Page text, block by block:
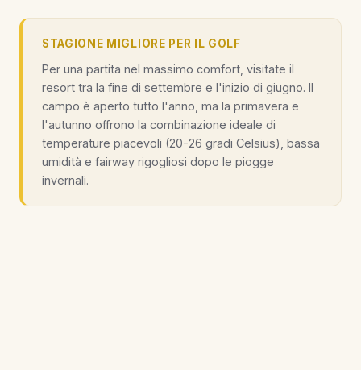
STAGIONE MIGLIORE PER IL GOLF
Per una partita nel massimo comfort, visitate il
resort tra la fine di settembre e l'inizio di giugno. Il
campo è aperto tutto l'anno, ma la primavera e
l'autunno offrono la combinazione ideale di
temperature piacevoli (20-26 gradi Celsius), bassa
umidità e fairway rigogliosi dopo le piogge
invernali.